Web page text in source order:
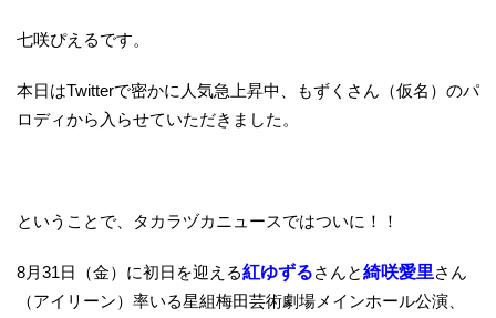
七咲ぴえるです。
本日はTwitterで密かに人気急上昇中、もずくさん（仮名）のパ
ロディから入らせていただきました。
ということで、タカラヅカニュースではついに！！
8月31日（金）に初日を迎える紅ゆずるさんと綺咲愛里さん
（アイリーン）率いる星組梅田芸術劇場メインホール公演、